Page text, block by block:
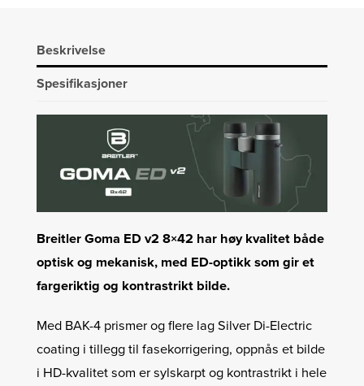
Beskrivelse
Spesifikasjoner
Breitler Goma ED v2 8×42 har høy kvalitet både
optisk og mekanisk, med ED-optikk som gir et
fargeriktig og kontrastrikt bilde.
Med BAK-4 prismer og flere lag Silver Di-­Electric
coating i tillegg til fasekorrigering, ­oppnås et bilde
i HD-kvalitet som er sylskarpt og kontrastrikt i hele